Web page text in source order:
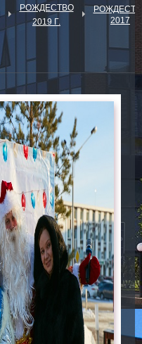
РОЖДЕСТВО
2019 Г.
2017